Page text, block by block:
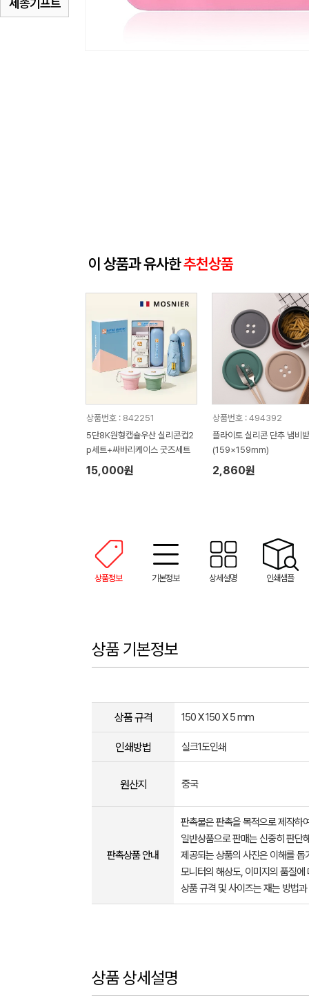
세종기프트
이 상품과 유사한추천상품
상품번호 : 842251
5단8K원형캡슐우산 실리콘컵2
p세트+싸바리케이스 굿즈세트
15,000원
상품번호 : 494392
플라이토 실리콘 단추 냄비받침
(159×159mm)
2,860원
상품정보 기본정보 상세설명 인쇄샘플
상품 기본정보
상품 규격 150 X 150 X 5 mm
인쇄방법 실크1도인쇄
원산지 중국
판촉상품 안내
판촉물은 판촉을 목적으로 제작하
일반상품으로 판매는 신중히 판단
제공되는 상품의 사진은 이해를
모니터의 해상도, 이미지의 품질
상품 규격 및 사이즈는 재는 방법
상품 상세설명